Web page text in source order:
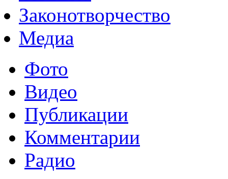
Законотворчество
Медиа
Фото
Видео
Публикации
Комментарии
Радио